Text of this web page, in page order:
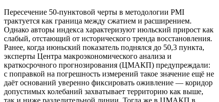
Пересечение 50-пунктовой черты в методологии PMI
трактуется как граница между сжатием и расширением.
Однако авторы индекса характеризуют июльский прирост как
слабый, отстающий от исторического тренда восстановления.
Ранее, когда июньский показатель поднялся до 50,3 пункта,
эксперты Центра макроэкономического анализа и
краткосрочного прогнозирования (ЦМАКП) предупреждали:
с поправкой на погрешность измерений такое значение ещё не
даёт оснований уверенно фиксировать оживление — коридор
допустимых колебаний захватывает территорию как выше,
так и ниже разделительной линии. Тогда же в ЦМАКП в